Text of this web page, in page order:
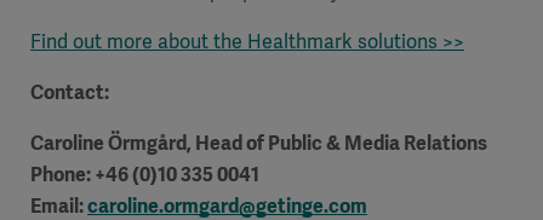
Find out more about the Healthmark solutions >>
Contact:
Caroline Örmgård, Head of Public & Media Relations
Phone: +46 (0)10 335 0041
Email:caroline.ormgard@getinge.com